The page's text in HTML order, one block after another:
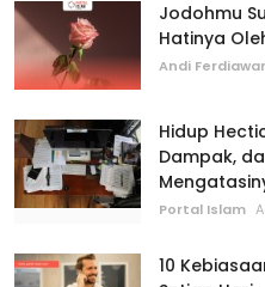
Jodohmu
Hatinya
Andi
Hidup
Dampak,
Portal Islam
10